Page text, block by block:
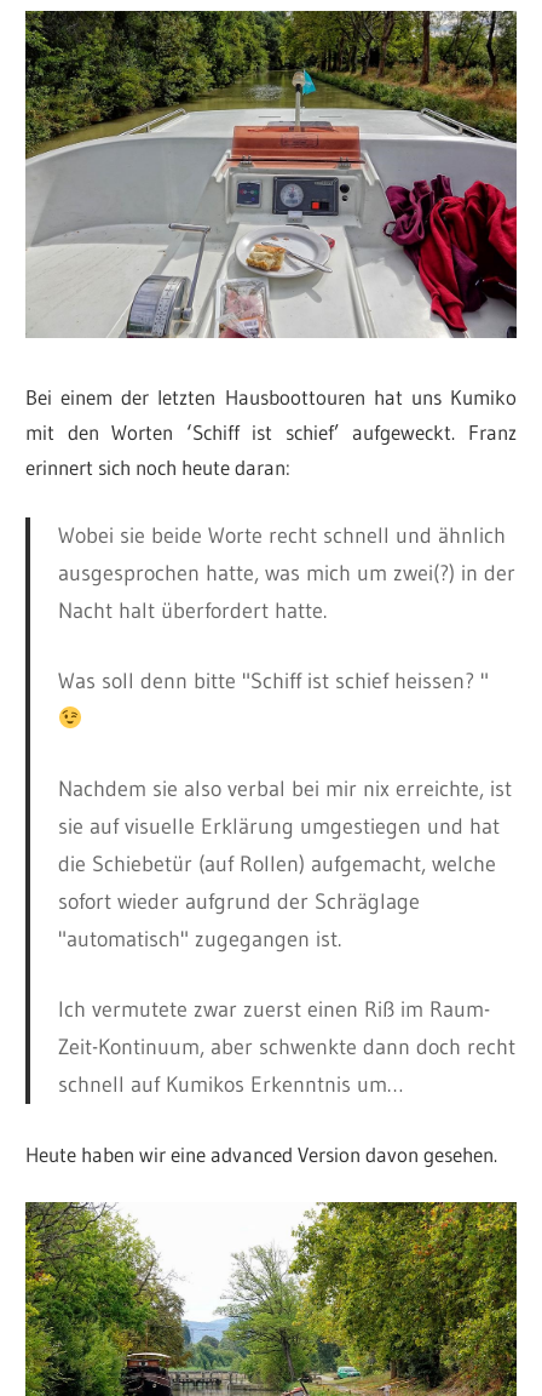
Bei einem der letzten Hausboottouren hat uns Kumiko
mit den Worten ‘Schiff ist schief’ aufgeweckt. Franz
erinnert sich noch heute daran:
Wobei sie beide Worte recht schnell und ähnlich
ausgesprochen hatte, was mich um zwei(?) in der
Nacht halt überfordert hatte.
Was soll denn bitte "Schiff ist schief heissen? "
Nachdem sie also verbal bei mir nix erreichte, ist
sie auf visuelle Erklärung umgestiegen und hat
die Schiebetür (auf Rollen) aufgemacht, welche
sofort wieder aufgrund der Schräglage
"automatisch" zugegangen ist.
Ich vermutete zwar zuerst einen Riß im Raum-
Zeit-Kontinuum, aber schwenkte dann doch recht
schnell auf Kumikos Erkenntnis um…
Heute haben wir eine advanced Version davon gesehen.